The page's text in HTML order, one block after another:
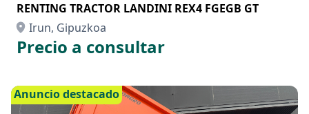
RENTING TRACTOR LANDINI REX4 FGEGB GT
Irun, Gipuzkoa
Precio a consultar
Anuncio destacado